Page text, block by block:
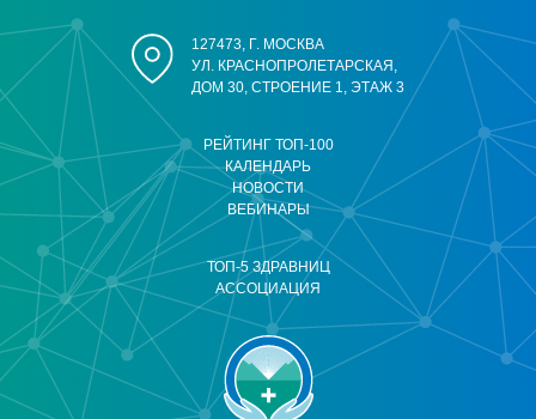
РЕЙТИНГ ТОП-100
КАЛЕНДАРЬ
НОВОСТИ
ВЕБИНАРЫ
ТОП-5 ЗДРАВНИЦ
АССОЦИАЦИЯ
127473, Г. МОСКВА
УЛ. КРАСНОПРОЛЕТАРСКАЯ,
ДОМ 30, СТРОЕНИЕ 1, ЭТАЖ 3